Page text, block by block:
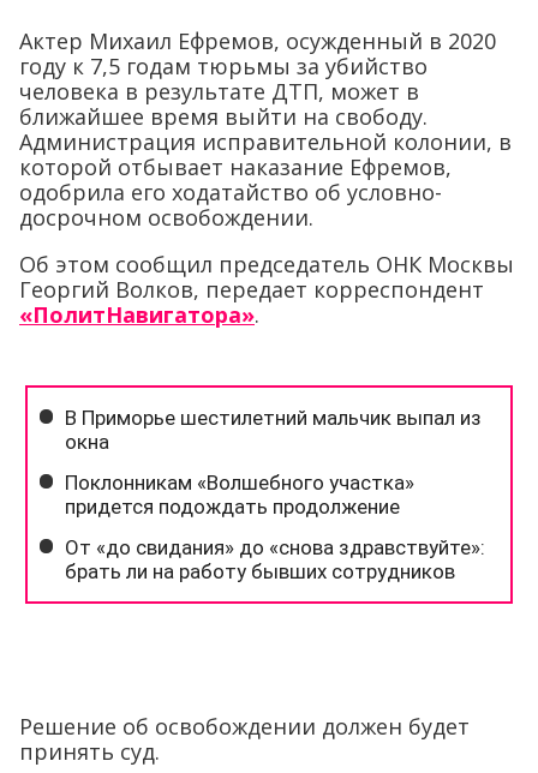
Актер Михаил Ефремов, осужденный в 2020
году к 7,5 годам тюрьмы за убийство
человека в результате ДТП, может в
ближайшее время выйти на свободу.
Администрация исправительной колонии, в
которой отбывает наказание Ефремов,
одобрила его ходатайство об условно-
досрочном освобождении.
Об этом сообщил председатель ОНК Москвы
Георгий Волков, передает корреспондент
«ПолитНавигатора».
Решение об освобождении должен будет
принять суд.